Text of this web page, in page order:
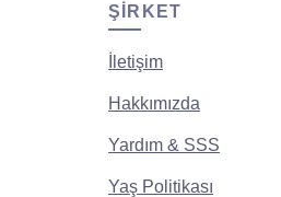
ŞIRKET
İletişim
Hakkımızda
Yardım & SSS
Yaş Politikası